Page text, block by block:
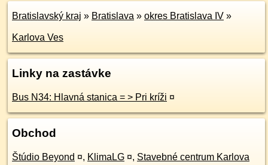
Bratislavský kraj » Bratislava » okres Bratislava IV »
Karlova Ves
Linky na zastávke
Bus N34: Hlavná stanica = > Pri kríži ¤
Obchod
Štúdio Beyond ¤, KlimaLG ¤, Stavebné centrum Karlova